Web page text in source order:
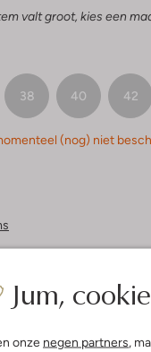
Jum,
onze negen partners ,
valt groot, kies een
38 40 42
(nog) niet
is 1 meter 70 lang en
is
losvallend